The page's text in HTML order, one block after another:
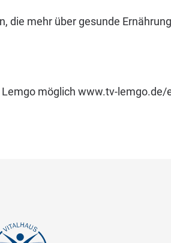
die mehr über gesunde
möglich www.tv-